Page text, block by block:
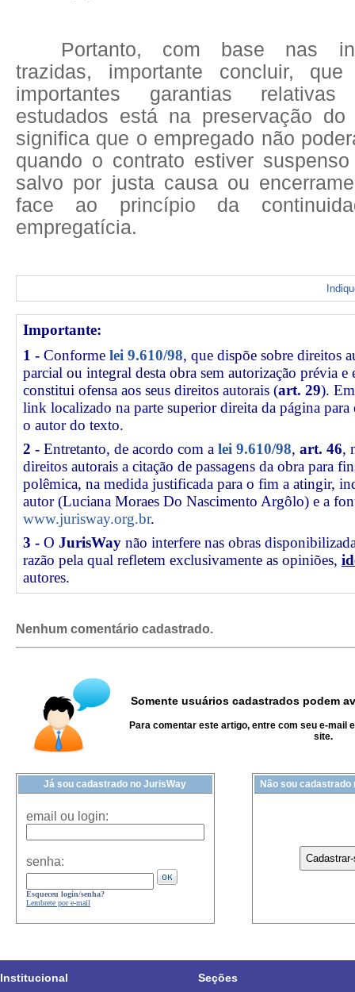
Portanto, com base nas
trazidas, importante concluir,
importantes garantias
estudados está na preservação
significa que o empregado não
quando o contrato estiver
salvo por justa causa ou
face ao princípio da
empregatícia.
Importante:
1 - Conforme lei 9.610/98, que dispõe sobre direitos
parcial ou integral desta obra sem autorização prévia e
constitui ofensa aos seus direitos autorais (art. 29).
link localizado na parte superior direita da página
o autor do texto.
2 - Entretanto, de acordo com a lei 9.610/98, art. 46,
direitos autorais a citação de passagens da obra para
polêmica, na medida justificada para o fim a atingir,
autor (Luciana Moraes Do Nascimento Argôlo) e a
www.jurisway.org.br.
3 - O JurisWay não interfere nas obras
razão pela qual refletem exclusivamente as opiniões,
autores.
Nenhum comentário cadastrado.
Somente usuários cadastrados podem
Para comentar este artigo, entre com seu e-mail
site.
Já sou cadastrado no JurisWay
email ou login:
senha:
Esqueceu login/senha?
Lembrete por e-mail
Não sou cadastrado
Institucional Seções